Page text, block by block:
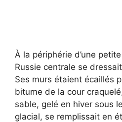
À la périphérie d’une
Russie centrale se
Ses murs étaient écaillés
bitume de la cour
sable, gelé en hiver sous
glacial, se remplissait en